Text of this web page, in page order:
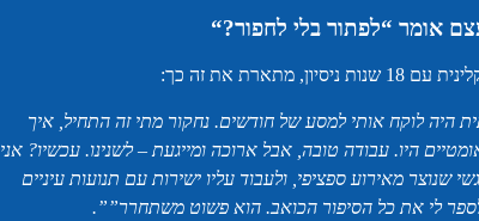
אומר “לפתור בלי לחפור“?
מתארת את זה כך :
היה לוקח אותי למסע של חודשים. נחקור מתי זה התחיל, איך
היו. עבודה טובה, אבל ארוכה ומייגעת – לשנינו. עכשיו? אני
שנוצר מאירוע ספציפי, ולעבוד עליו ישירות עם תנועות עיניים
לי את כל הסיפור הכואב. הוא פשוט משתחרר.””